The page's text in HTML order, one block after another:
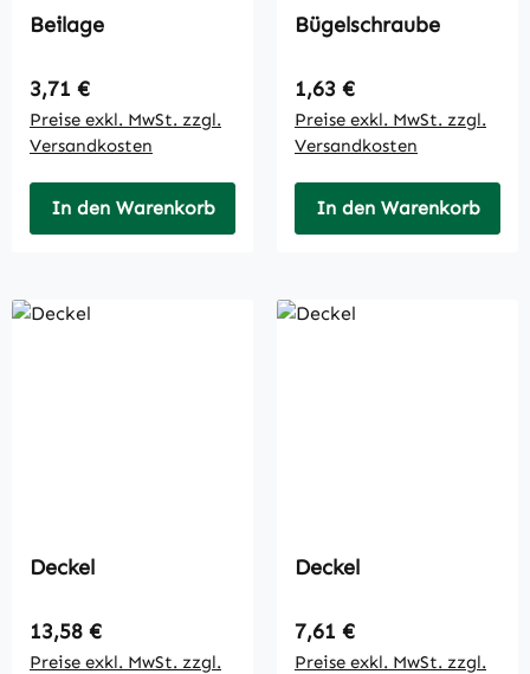
Beilage
Regulärer Preis:
3,71 €
Preise exkl. MwSt. zzgl.
Versandkosten
In den Warenkorb
Bügelschraube
Regulärer Preis:
1,63 €
Preise exkl. MwSt. zzgl.
Versandkosten
In den Warenkorb
Deckel
Regulärer Preis:
13,58 €
Preise exkl. MwSt. zzgl.
Deckel
Regulärer Preis:
7,61 €
Preise exkl. MwSt. zzgl.